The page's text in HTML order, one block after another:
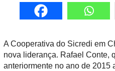
A Cooperativa do Sicredi em
nova liderança. Rafael Conte,
anteriormente no ano de 2015